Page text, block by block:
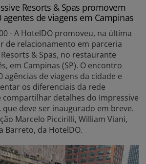
Resorts & Spas promovem
de viagens em Campinas
- A HotelDO promoveu, na última
de relacionamento em parceria
& Spas, no restaurante
em Campinas (SP). O encontro
agências de viagens da cidade e
os diferenciais da rede
compartilhar detalhes do Impressive
que deve ser inaugurado em breve.
Marcelo Piccirilli, William Viani,
Barreto, da HotelDO.